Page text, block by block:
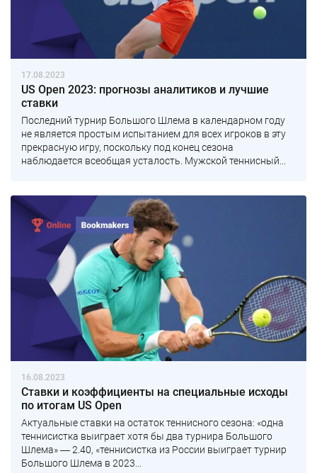
17.08.2023
US Open 2023: прогнозы аналитиков и лучшие
ставки
Последний турнир Большого Шлема в календарном году
не является простым испытанием для всех игроков в эту
прекрасную игру, поскольку под конец сезона
наблюдается всеобщая усталость. Мужской теннисный...
16.08.2023
Ставки и коэффициенты на специальные исходы
по итогам US Open
Актуальные ставки на остаток теннисного сезона: «одна
теннисистка выиграет хотя бы два турнира Большого
Шлема» ― 2.40, «теннисистка из России выиграет турнир
Большого Шлема в 2023...